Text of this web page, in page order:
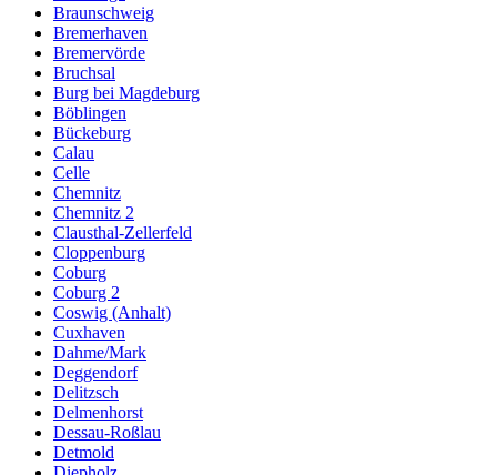
Braunschweig
Bremerhaven
Bremervörde
Bruchsal
Burg bei Magdeburg
Böblingen
Bückeburg
Calau
Celle
Chemnitz
Chemnitz 2
Clausthal-Zellerfeld
Cloppenburg
Coburg
Coburg 2
Coswig (Anhalt)
Cuxhaven
Dahme/Mark
Deggendorf
Delitzsch
Delmenhorst
Dessau-Roßlau
Detmold